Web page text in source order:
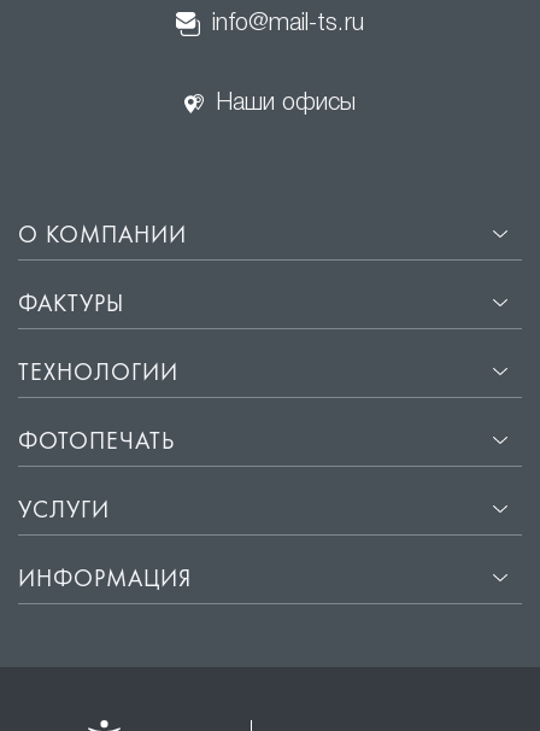
info@mail-ts.ru
Наши офисы
О КОМПАНИИ
ФАКТУРЫ
ТЕХНОЛОГИИ
ФОТОПЕЧАТЬ
УСЛУГИ
ИНФОРМАЦИЯ